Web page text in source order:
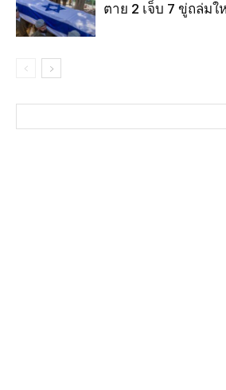
ตาย 2 เจ็บ 7 ขู่ถล่มใ